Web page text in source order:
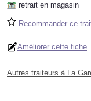
retrait en magasin
Recommander ce
Améliorer cette fiche
Autres traiteurs à La